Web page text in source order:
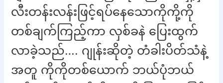
လီးတန်းလန်းဖြင့်ရပ်နေသောကိုကို့ကို
တစ်ချက်ကြည့်ကာ လှစ်ခနဲ ပြေးထွက်
လာခဲ့သည်…. ဂျုန်းဆိုတဲ့ တံခါးပိတ်သံနဲ့
အတူ ကိုကိုတစ်ယောက် ဘယ်ပုံဘယ်